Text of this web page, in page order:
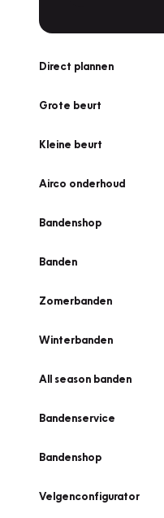
Direct plannen
Grote beurt
Kleine beurt
Airco onderhoud
Bandenshop
Banden
Zomerbanden
Winterbanden
All season banden
Bandenservice
Bandenshop
Velgenconfigurator